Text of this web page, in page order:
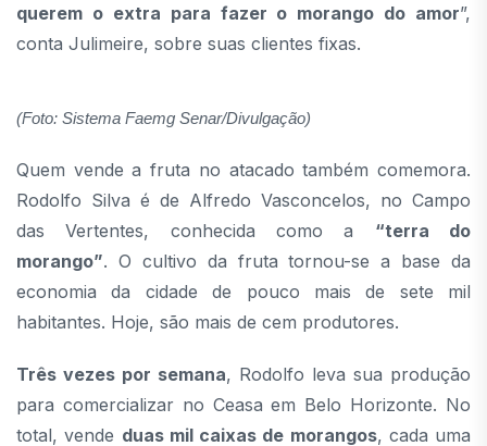
querem o extra para fazer o morango do amor”,
conta Julimeire, sobre suas clientes fixas.
(Foto: Sistema Faemg Senar/Divulgação)
Quem vende a fruta no atacado também comemora.
Rodolfo Silva é de Alfredo Vasconcelos, no Campo
das Vertentes, conhecida como a “terra do
morango”. O cultivo da fruta tornou-se a base da
economia da cidade de pouco mais de sete mil
habitantes. Hoje, são mais de cem produtores.
Três vezes por semana, Rodolfo leva sua produção
para comercializar no Ceasa em Belo Horizonte. No
total, vende duas mil caixas de morangos, cada uma